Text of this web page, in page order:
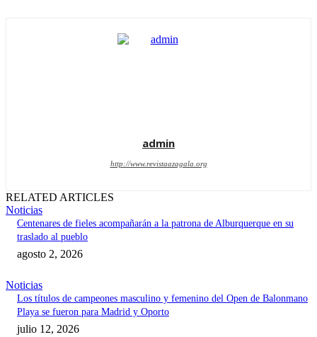
admin
http://www.revistaazagala.org
RELATED ARTICLES
Noticias
Centenares de fieles acompañarán a la patrona de Alburquerque en su
traslado al pueblo
agosto 2, 2026
Noticias
Los títulos de campeones masculino y femenino del Open de Balonmano
Playa se fueron para Madrid y Oporto
julio 12, 2026